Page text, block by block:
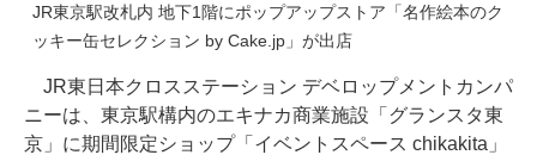
JR東京駅改札内 地下1階にポップアップストア「名作絵本のク
ッキー缶セレクション by Cake.jp」が出店
JR東日本クロスステーション デベロップメントカンパ
ニーは、東京駅構内のエキナカ商業施設「グランスタ東
京」に期間限定ショップ「イベントスペース chikakita」